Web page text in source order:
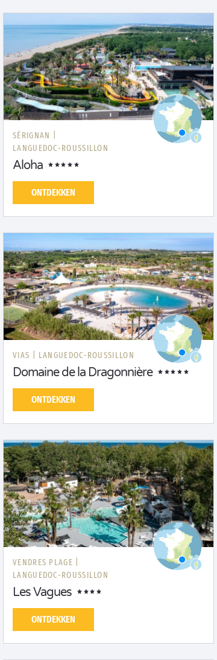
SÉRIGNAN |
LANGUEDOC-ROUSSILLON
Aloha
ONTDEKKEN
VIAS | LANGUEDOC-ROUSSILLON
Domaine de la Dragonnière
ONTDEKKEN
VENDRES PLAGE |
LANGUEDOC-ROUSSILLON
Les Vagues
ONTDEKKEN